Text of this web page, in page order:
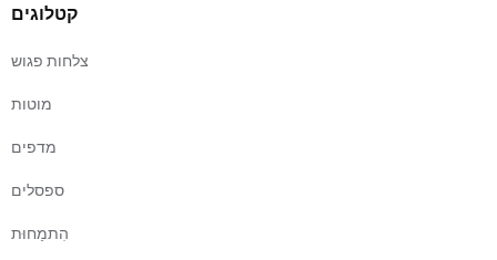
קטלוגים
צלחות פגוש
מוטות
מדפים
ספסלים
הִתמַחוּת